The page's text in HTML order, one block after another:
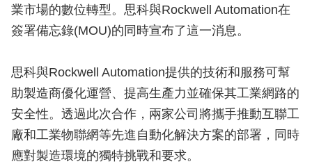
業市場的數位轉型。思科與Rockwell Automation在
簽署備忘錄(MOU)的同時宣布了這一消息。
思科與Rockwell Automation提供的技術和服務可幫
助製造商優化運營、提高生產力並確保其工業網路的
安全性。透過此次合作，兩家公司將攜手推動互聯工
廠和工業物聯網等先進自動化解決方案的部署，同時
應對製造環境的獨特挑戰和要求。